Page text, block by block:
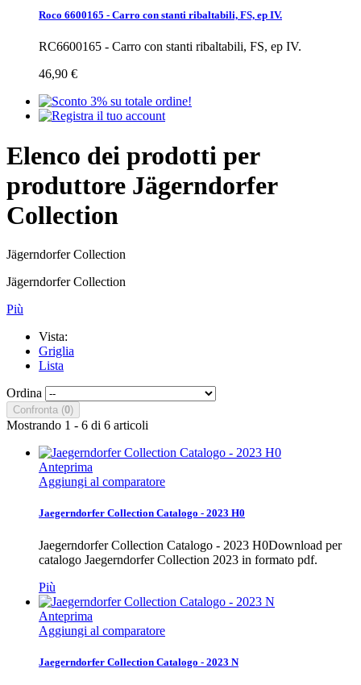
Roco 6600165 - Carro con stanti ribaltabili, FS, ep IV.
RC6600165 - Carro con stanti ribaltabili, FS, ep IV.
46,90 €
Elenco dei prodotti per
produttore Jägerndorfer
Collection
Jägerndorfer Collection
Jägerndorfer Collection
Più
Vista:
Griglia
Lista
Ordina
Confronta (0)
Mostrando 1 - 6 di 6 articoli
Anteprima
Aggiungi al comparatore
Jaegerndorfer Collection Catalogo - 2023 H0
Jaegerndorfer Collection Catalogo - 2023 H0Download per
catalogo Jaegerndorfer Collection 2023 in formato pdf.
Più
Anteprima
Aggiungi al comparatore
Jaegerndorfer Collection Catalogo - 2023 N